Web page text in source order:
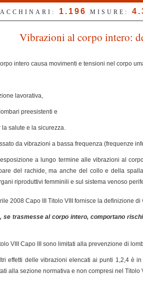
1.196 MISURE:
Vibrazioni al corpo intero:
intero causa movimenti e tensioni nel corpo
lavorativa,
preesistenti e
salute e la sicurezza.
da vibrazioni a bassa frequenza (frequenze
a lungo termine alle vibrazioni al
del rachide, ma anche del collo e della
riproduttivi femminili e sul sistema venoso
2008 Capo III Titolo VIII fornisce la definizione
se trasmesse al corpo intero, comportano
VIII Capo III sono limitati alla prevenzione di
effetti delle vibrazioni elencati ai punti 1,2,4 è
alla sezione normativa e non compresi nel Titolo